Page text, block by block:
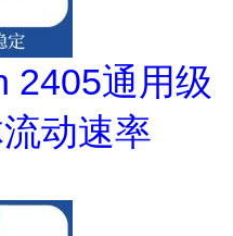
2405通用级
动速率